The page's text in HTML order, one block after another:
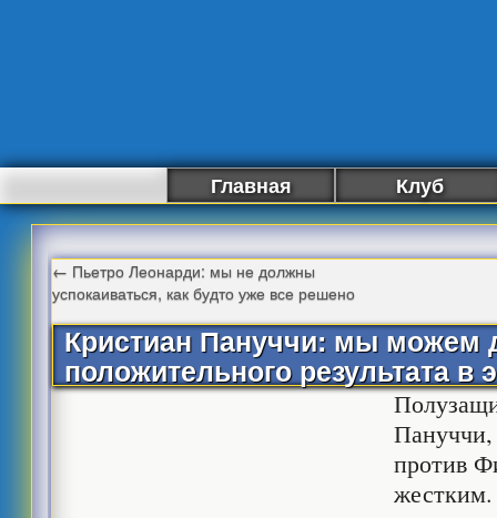
Главная Клуб
← Пьетро Леонарди: мы не должны
успокаиваться, как будто уже все решено
Кристиан Пануччи: мы можем
положительного результата в
Пануччи,
против
жестким.